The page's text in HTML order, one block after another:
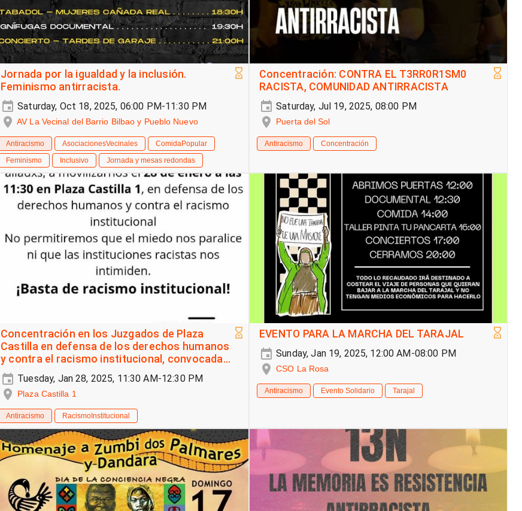
Jornada por la igualdad y la inclusión.
Feminismo antirracista.
Saturday, Oct 18, 2025, 06:00 PM-11:30 PM
AV La Vecinal del Barrio Bilbao y Pueblo Nuevo
Antiracismo AsociacionesVecinales
ComidaPopular
Feminismo
Inclusivo Jornada y mesas redondas
Concentración: CONTRA EL T3RR0R1SM0
RACISTA, COMUNIDAD ANTIRRACISTA
Saturday, Jul 19, 2025, 08:00 PM
Puerta del Sol
Antiracismo Concentración
Concentración en los Juzgados de Plaza
Castilla en defensa de los derechos humanos
y contra el racismo institucional, convocada
por Sindicato de Manteros
Tuesday, Jan 28, 2025, 11:30 AM-12:30 PM
Plaza Castilla 1
Antiracismo RacismoInstitucional
EVENTO PARA LA MARCHA DEL TARAJAL
Sunday, Jan 19, 2025, 12:00 AM-08:00 PM
CSO La Rosa
Antiracismo Evento Solidario Tarajal